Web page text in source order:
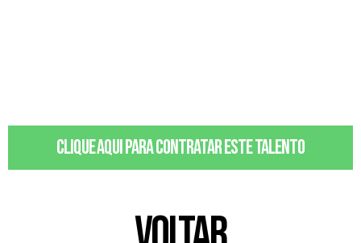
Clique aqui para contratar este talento